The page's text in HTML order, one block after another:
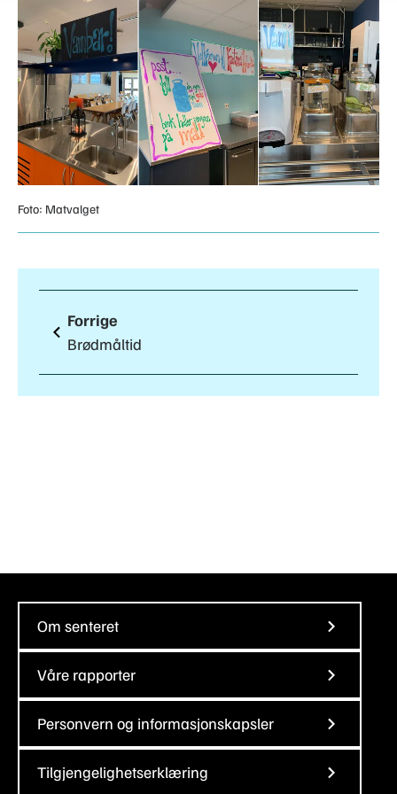
Foto: Matvalget
Forrige
Brødmåltid
Om senteret
Våre rapporter
Personvern og informasjonskapsler
Tilgjengelighetserklæring